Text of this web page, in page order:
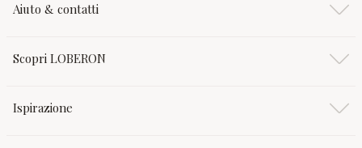
Aiuto & contatti
Scopri LOBERON
Ispirazione